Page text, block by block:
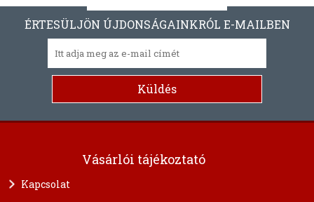
ÉRTESÜLJÖN ÚJDONSÁGAINKRÓL E-MAILBEN
Vásárlói tájékoztató
Kapcsolat